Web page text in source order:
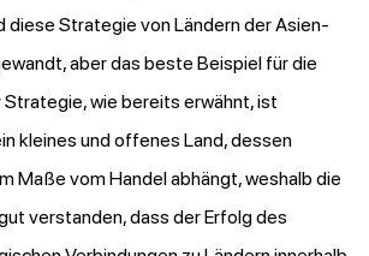
diese Strategie von Ländern der Asien-
aber das beste Beispiel für die
wie bereits erwähnt, ist
kleines und offenes Land, dessen
Maße vom Handel abhängt, weshalb die
verstanden, dass der Erfolg des